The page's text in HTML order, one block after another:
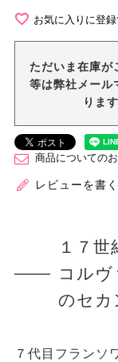
お気に入りに登
ただいま在庫が
等は弊社メール
りま
商品についての
レビューを書く
１７世
コルヴ
のセカ
７代目フランソ